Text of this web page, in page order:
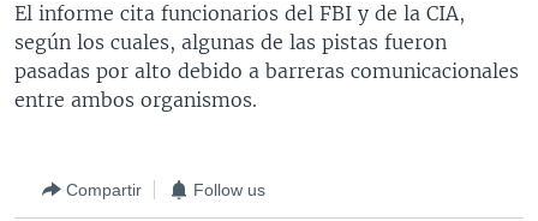
FORO [RADIO]
DEPORTIVO INTERNACIONAL
NOTA ECONÓMICA
Idiomas
El informe cita funcionarios del FBI y de la CIA,
según los cuales, algunas de las pistas fueron
pasadas por alto debido a barreras comunicacionales
entre ambos organismos.
Compartir Follow us